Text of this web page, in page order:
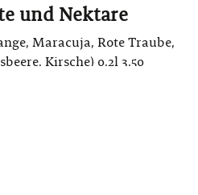
und Nektare
Maracuja, Rote Traube,
Kirsche) 0,2l 3,50